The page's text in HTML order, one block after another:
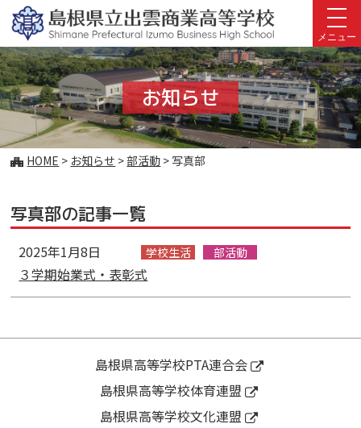
このページの本文へ
メニュー
お知らせ
こ
ー
ジ
の
位
置:
HOME > お知らせ >部活動 > 写真部
写真部の記事一覧
2025年1月8日 学校生活 部活動
３学期始業式・表彰式
島根県高等学校PTA連合会
島根県高等学校体育連盟
島根県高等学校文化連盟